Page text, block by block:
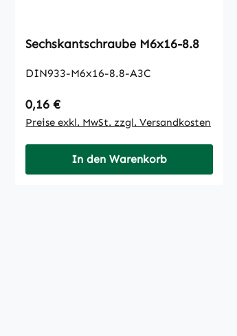
Sechskantschraube M6x16-8.8
DIN933-M6x16-8.8-A3C
Regulärer Preis:
0,16 €
Preise exkl. MwSt. zzgl. Versandkosten
In den Warenkorb